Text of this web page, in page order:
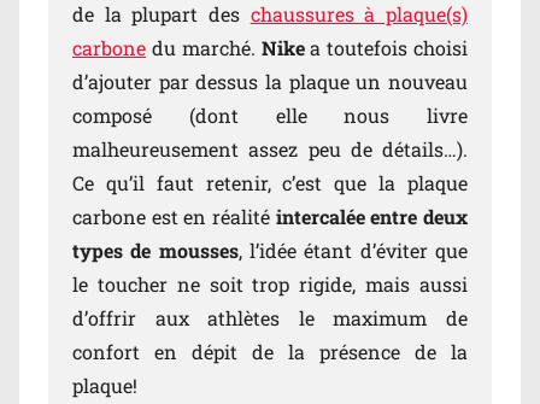
de la plupart des chaussures à plaque(s)
carbone du marché. Nikea toutefois choisi
d’ajouter par dessus la plaque un nouveau
composé (dont elle nous livre
malheureusement assez peu de détails…).
Ce qu’il faut retenir, c’est que la plaque
carbone est en réalité intercalée entre deux
types de mousses, l’idée étant d’éviter que
le toucher ne soit trop rigide, mais aussi
d’offrir aux athlètes le maximum de
confort en dépit de la présence de la
plaque!